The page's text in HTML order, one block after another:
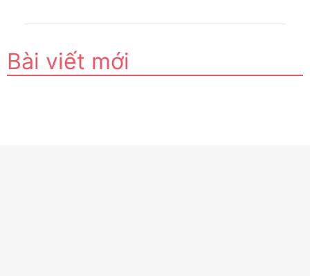
Bài viết mới